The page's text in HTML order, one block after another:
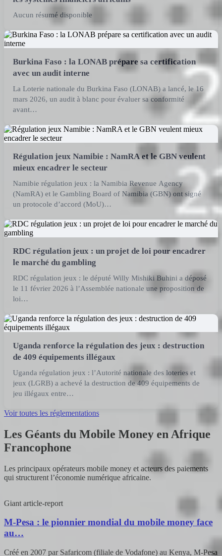
Aucun résumé disponible
Burkina Faso : la LONAB prépare sa certification
avec un audit interne
La Loterie nationale du Burkina Faso (LONAB) a lancé, le 16
mars 2026, un audit à blanc pour évaluer sa conformité
avant…
Régulation jeux Namibie : NamRA et le GBN veulent
mieux encadrer le secteur
Namibie régulation jeux : la Namibia Revenue Agency
(NamRA) et le Gambling Board of Namibia (GBN) ont signé
un protocole d’accord (MoU)…
RDC régulation jeux : un projet de loi pour encadrer
le marché du gambling
RDC régulation jeux : le député Willy Mishiki Buhini a déposé
le 11 février 2026 à l’Assemblée nationale une proposition de
loi…
Uganda renforce la régulation des jeux : destruction
de 409 équipements illégaux
Uganda régulation jeux : l’Autorité nationale des loteries et
jeux (LGRB) a achevé la destruction de 409 équipements de
jeu illégaux entre…
Voir toutes les réglementations
Les Géants du Mobile Money en Afrique
Francophone
Les principaux opérateurs mobile money et acteurs des paiements
qui structurent l’économie numérique africaine.
Giant article-report
M-Pesa : le pionnier mondial du mobile money face
au…
Créé en 2007 par Safaricom (filiale de Vodafone) au Kenya, M-Pesa